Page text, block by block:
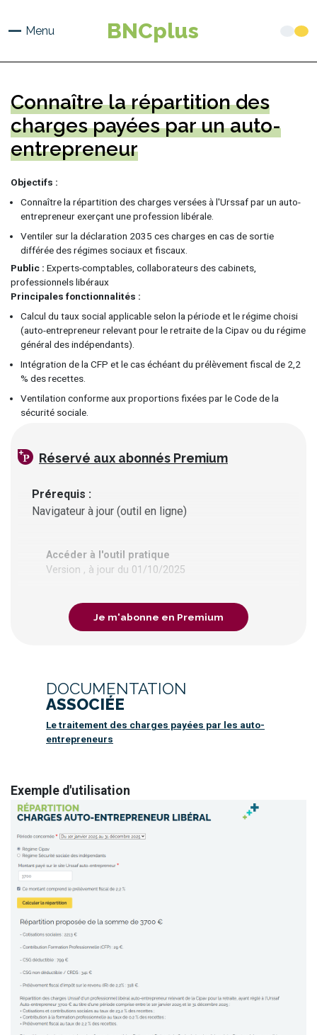
principal
Menu BNCplus
Connaître la répartition des
charges payées par un auto-
entrepreneur
Objectifs
Connaître la répartition des charges versées à l'Urssaf par un auto-
entrepreneur exerçant une profession libérale.
Ventiler sur la déclaration 2035 ces charges en cas de sortie
différée des régimes sociaux et fiscaux.
Public
Experts-comptables, collaborateurs des cabinets,
professionnels libéraux
Principales fonctionnalités
Calcul du taux social applicable selon la période et le régime choisi
(auto-entrepreneur relevant pour le retraite de la Cipav ou du régime
général des indépendants).
Intégration de la CFP et le cas échéant du prélèvement fiscal de 2,2
% des recettes.
Ventilation conforme aux proportions fixées par le Code de la
sécurité sociale.
Réservé aux abonnés Premium
Prérequis
Navigateur à jour (outil en ligne)
Accéder à l'outil pratique
Version , à jour du 01/10/2025
Je m'abonne en Premium
DOCUMENTATION
ASSOCIÉE
Le traitement des charges payées par les auto-
entrepreneurs
Exemple d'utilisation